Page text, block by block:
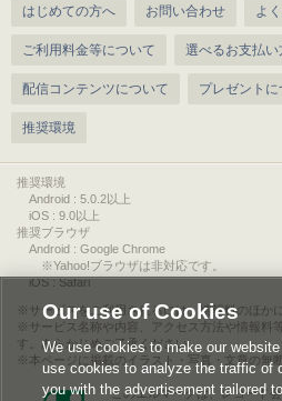
はじめての方へ お問い合わせ よ
ご利用料金等について 選べるお支払い
配信コンテンツについて プレゼントに
推奨環境
推奨環境
Android : 5.0.2以上
iOS : 9.0以上
推奨ブラウザ
Android : Google Chrome
※Yahoo!ブラウザは非対応です。
iOS : Safari
サービスをご利用されるには、情報料のほか
サービス名称や内容、アクセス方法や情報料
す。あらかじめご了承ください。
本ページに掲載のイラスト・写真・文章の無
このエルマークは、レコード
Our use of Cookies
We use cookies to make our
use cookies to analyze the traffic of
you with the advertisement tailored